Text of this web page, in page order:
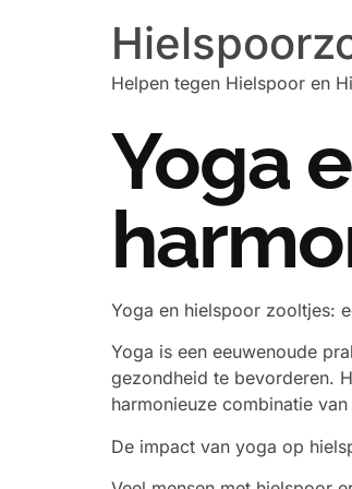
Helpen tegen Hielspoor en
Yoga
Yoga en hielspoor zooltjes:
Yoga is een eeuwenoude
gezondheid te bevorderen.
harmonieuze combinatie
De impact van yoga op